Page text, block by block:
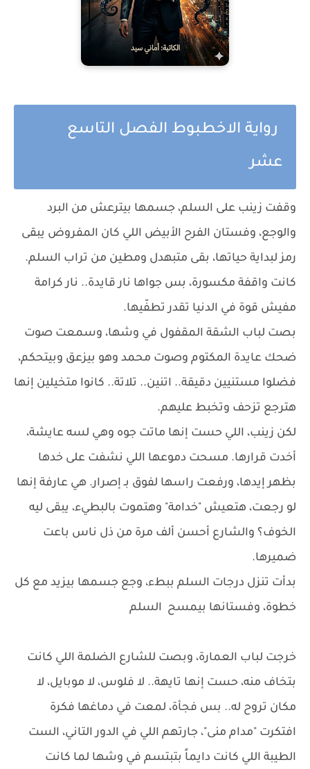
رواية الاخطبوط الفصل التاسع
عشر
وقفت زينب على السلم، جسمها بيترعش من البرد
والوجع، وفستان الفرح الأبيض اللي كان المفروض يبقى
رمز لبداية حياتها، بقى متبهدل ومطين من تراب السلم.
كانت واقفة مكسورة، بس جواها نار قايدة.. نار كرامة
مفيش قوة في الدنيا تقدر تطفّيها.
بصت لباب الشقة المقفول في وشها، وسمعت صوت
ضحك عايدة المكتوم وصوت محمد وهو بيزعق وبيتحكم،
فضلوا مستنيين دقيقة.. اتنين.. تلاتة.. كانوا متخيلين إنها
هترجع تزحف وتخبط عليهم.
لكن زينب، اللي حست إنها ماتت جوه وهي لسه عايشة،
أخدت قرارها. مسحت دموعها اللي نشفت على خدها
بظهر إيدها، ورفعت راسها لفوق بـ إصرار. هي عارفة إنها
لو رجعت، هتعيش "خدامة" وهتموت بالبطيء، يبقى ليه
الخوف؟ والشارع أحسن ألف مرة من ذل ناس باعت
ضميرها.
بدأت تنزل درجات السلم ببطء، وجع جسمها بيزيد مع كل
خطوة، وفستانها بيمسح السلم
خرجت لباب العمارة، وبصت للشارع الضلمة اللي كانت
بتخاف منه، حست إنها تايهة.. لا فلوس، لا موبايل، لا
مكان تروح له.. بس فجأة، لمعت في دماغها فكرة
افتكرت "مدام منى"، جارتهم اللي في الدور التاني، الست
الطيبة اللي كانت دايماً بتبتسم في وشها لما كانت